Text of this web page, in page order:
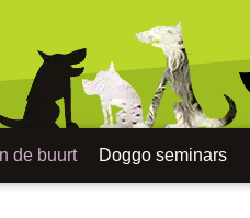
de buurt Doggo seminars